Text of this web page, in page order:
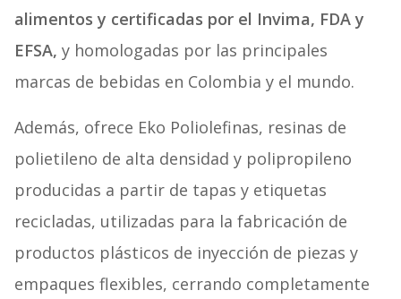
alimentos y certificadas por el Invima, FDA y
EFSA, y homologadas por las principales
marcas de bebidas en Colombia y el mundo.
Además, ofrece Eko Poliolefinas, resinas de
polietileno de alta densidad y polipropileno
producidas a partir de tapas y etiquetas
recicladas, utilizadas para la fabricación de
productos plásticos de inyección de piezas y
empaques flexibles, cerrando completamente